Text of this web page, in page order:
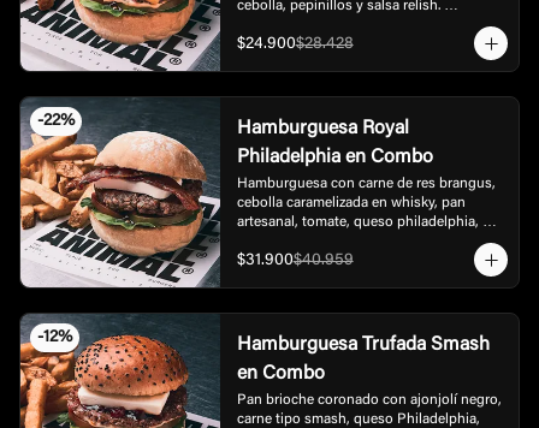
cebolla, pepinillos y salsa relish.
$24.900$28.428
-22%
Hamburguesa Royal
Philadelphia en Combo
Hamburguesa con carne de res brangus,
cebolla caramelizada en whisky, pan
artesanal, tomate, queso philadelphia,
papas.
$31.900$40.959
-12%
Hamburguesa Trufada Smash
en Combo
Pan brioche coronado con ajonjolí negro,
carne tipo smash, queso Philadelphia,